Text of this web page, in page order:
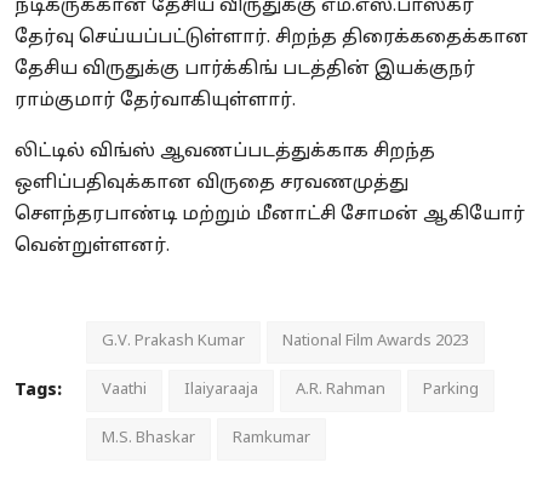
நடிகருக்கான தேசிய விருதுக்கு எம்.எஸ்.பாஸ்கர்
தேர்வு செய்யப்பட்டுள்ளார். சிறந்த திரைக்கதைக்கான
தேசிய விருதுக்கு பார்க்கிங் படத்தின் இயக்குநர்
ராம்குமார் தேர்வாகியுள்ளார்.
லிட்டில் விங்ஸ் ஆவணப்படத்துக்காக சிறந்த
ஒளிப்பதிவுக்கான விருதை சரவணமுத்து
செளந்தரபாண்டி மற்றும் மீனாட்சி சோமன் ஆகியோர்
வென்றுள்ளனர்.
Tags:
G.V. Prakash Kumar National Film Awards 2023
Vaathi Ilaiyaraaja A.R. Rahman Parking
M.S. Bhaskar Ramkumar